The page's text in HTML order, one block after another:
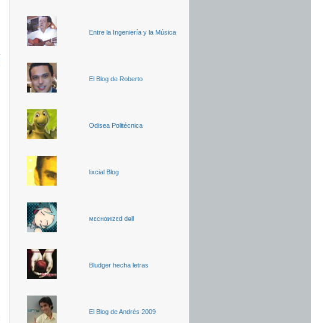
Entre la Ingeniería y la Música
El Blog de Roberto
Odisea Politécnica
lixcial Blog
мεcнαиιzεd dөll
Bludger hecha letras
El Blog de Andrés 2009